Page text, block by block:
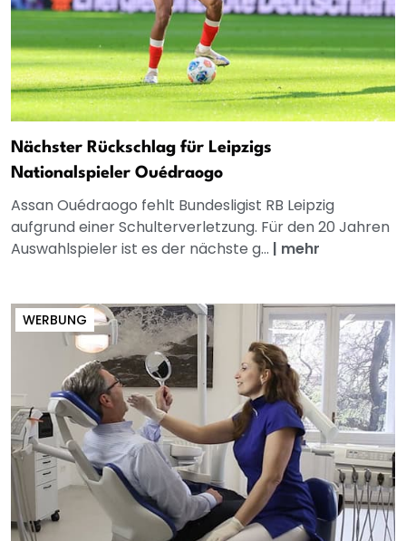
Nächster Rückschlag für Leipzigs
Nationalspieler Ouédraogo
Assan Ouédraogo fehlt Bundesligist RB Leipzig
aufgrund einer Schulterverletzung. Für den 20 Jahren
Auswahlspieler ist es der nächste g... | mehr
WERBUNG